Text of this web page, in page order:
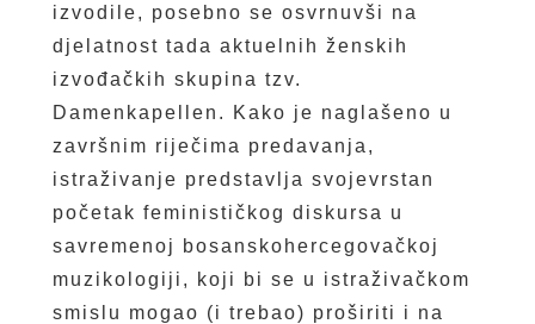
izvodile, posebno se osvrnuvši na
djelatnost tada aktuelnih ženskih
izvođačkih skupina tzv.
Damenkapellen. Kako je naglašeno u
završnim riječima predavanja,
istraživanje predstavlja svojevrstan
početak feminističkog diskursa u
savremenoj bosanskohercegovačkoj
muzikologiji, koji bi se u istraživačkom
smislu mogao (i trebao) proširiti i na